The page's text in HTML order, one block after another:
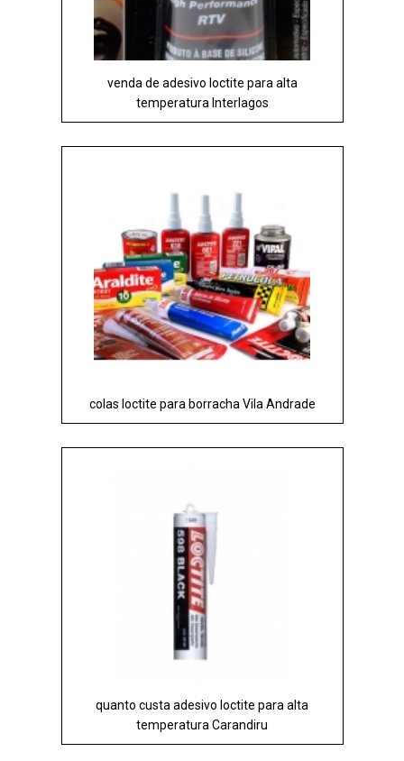
venda de adesivo loctite para alta
temperatura Interlagos
colas loctite para borracha Vila Andrade
quanto custa adesivo loctite para alta
temperatura Carandiru